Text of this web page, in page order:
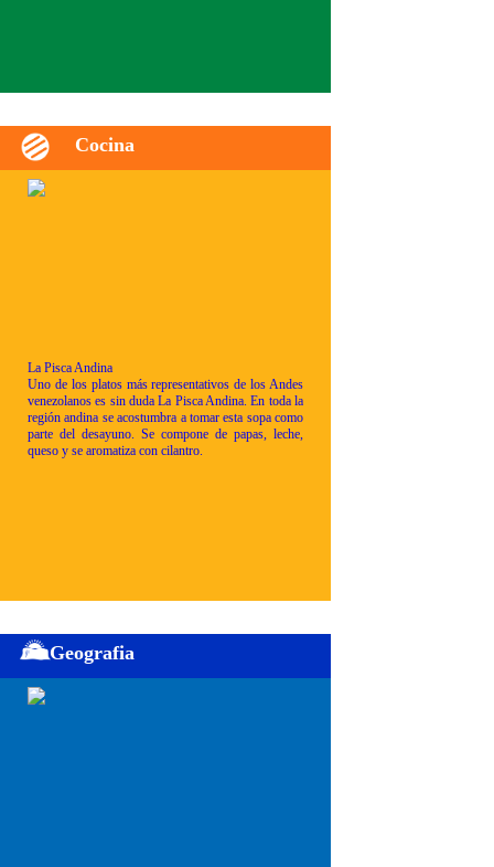
Cocina
La Pisca Andina
Uno de los platos más representativos de los Andes
venezolanos es sin duda La Pisca Andina. En toda la
región andina se acostumbra a tomar esta sopa como
parte del desayuno. Se compone de papas, leche,
queso y se aromatiza con cilantro.
Geografia